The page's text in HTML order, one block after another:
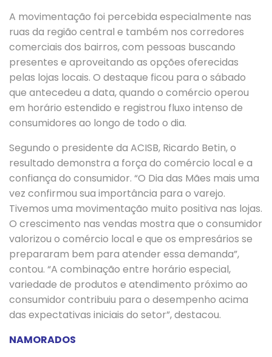
A movimentação foi percebida especialmente nas
ruas da região central e também nos corredores
comerciais dos bairros, com pessoas buscando
presentes e aproveitando as opções oferecidas
pelas lojas locais. O destaque ficou para o sábado
que antecedeu a data, quando o comércio operou
em horário estendido e registrou fluxo intenso de
consumidores ao longo de todo o dia.
Segundo o presidente da ACISB, Ricardo Betin, o
resultado demonstra a força do comércio local e a
confiança do consumidor. “O Dia das Mães mais uma
vez confirmou sua importância para o varejo.
Tivemos uma movimentação muito positiva nas lojas.
O crescimento nas vendas mostra que o consumidor
valorizou o comércio local e que os empresários se
prepararam bem para atender essa demanda”,
contou. “A combinação entre horário especial,
variedade de produtos e atendimento próximo ao
consumidor contribuiu para o desempenho acima
das expectativas iniciais do setor”, destacou.
NAMORADOS